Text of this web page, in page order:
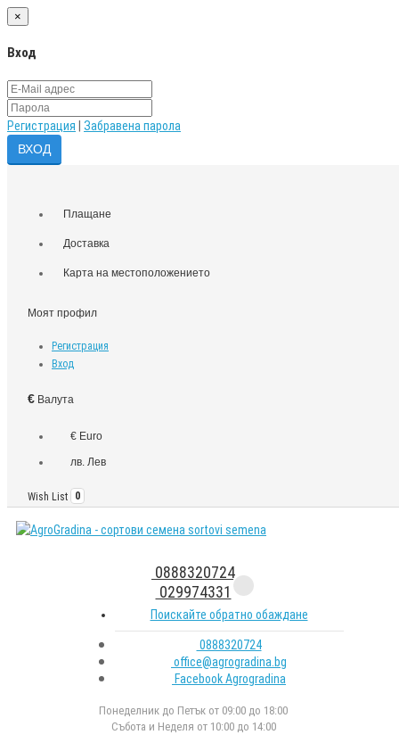
×
Вход
Регистрация Забравена парола
Плащане
Доставка
Карта на местоположението
Моят профил
Регистрация
Вход
€ Валута
€ Euro
лв. Лев
Wish List 0
0888320724
029974331
Поискайте обратно обаждане
0888320724
office@agrogradina.bg
Facebook Agrogradina
Понеделник до Петък от 09:00 до 18:00
Събота и Неделя от 10:00 до 14:00